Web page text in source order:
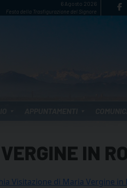
6 Agosto 2026
Festa della Trasfigurazione del Signore
IN
Visitazione di Maria Vergine in